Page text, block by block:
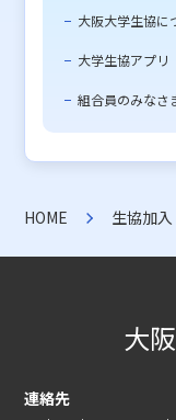
大阪大学生協に
大学生協アプリ
組合員のみなさ
HOME 生協加
大
連絡先